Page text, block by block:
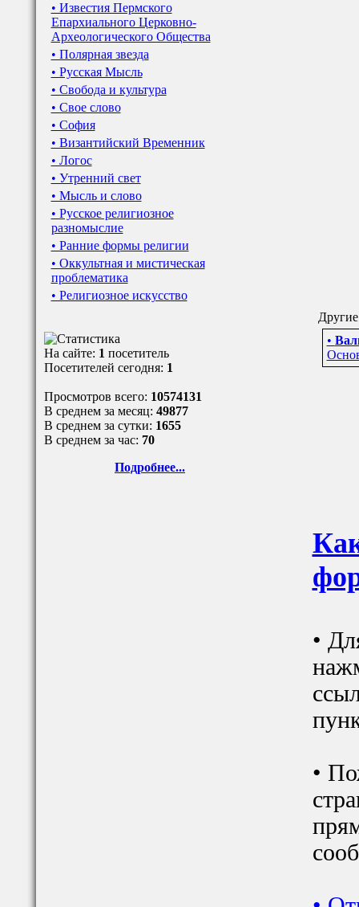
• Известия Пермского
Епархиального Церковно-
Археологического Общества
• Полярная звезда
• Русская Мысль
• Свобода и культура
• Свое слово
• София
• Византийский Временник
• Логос
• Утренний свет
• Мысль и слово
• Русское религиозное
разномыслие
• Ранние формы религии
• Оккультная и мистическая
проблематика
• Религиозное искусство
На сайте: 1 посетитель
Посетителей сегодня: 1
Просмотров всего: 10574131
В среднем за месяц: 49877
В среднем за сутки: 1655
В среднем за час: 70
Подробнее...
•
•
•